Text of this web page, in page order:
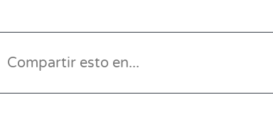
Compartir esto en...